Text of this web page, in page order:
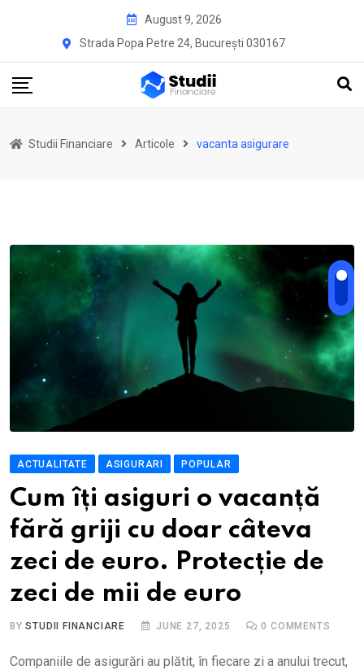
August 9, 2026
Strada Popa Petre 24, București 030167
Studii Financiare Articole vacanta asigurare
ACTUALITATE ASIGURARI POPULAR
Cum îți asiguri o vacanță
fără griji cu doar câteva
zeci de euro. Protecție de
zeci de mii de euro
BYSTUDII FINANCIARE JUNE 27, 2025 0 COMMENTS
Companiile de asigurări au plătit, în fiecare zi a anului trecut,